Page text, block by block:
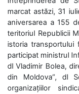
marcat astăzi, 31
aniversarea a 155
teritoriul Republicii
istoria transportului
participat ministrul
dl Vladimir Bolea,
din Moldova”, dl
organizațiilor